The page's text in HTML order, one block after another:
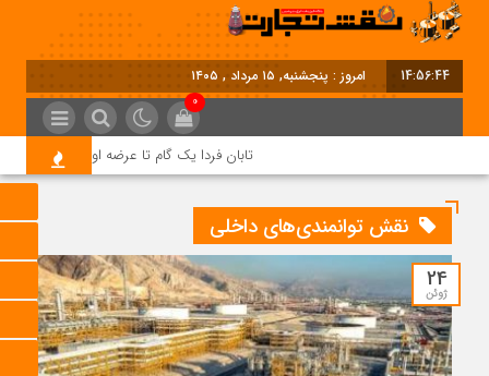
14:56:44 امروز : پنجشنبه, ۱۵ مرداد , ۱۴۰۵
0
تابان فردا یک گام تا عرضه اولیه؛ نماد
نقش توانمندی‌های داخلی
24
ژوئن